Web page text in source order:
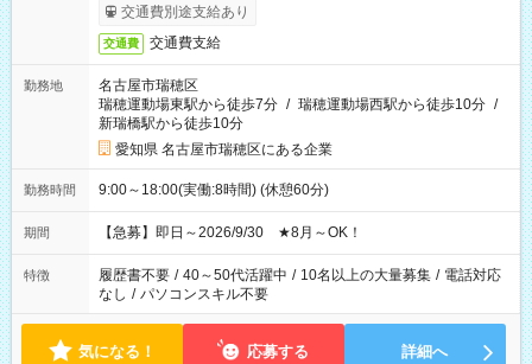
交通費別途支給あり
交通費 交通費支給
勤務地
名古屋市瑞穂区
瑞穂運動場東駅から徒歩7分 / 瑞穂運動場西駅から徒歩10分 /
新瑞橋駅から徒歩10分
愛知県 名古屋市瑞穂区にある企業
勤務時間 9:00～18:00(実働:8時間) (休憩60分)
期間 【急募】即日～2026/9/30 ★8月～OK！
特徴 履歴書不要 / 40～50代活躍中 / 10名以上の大量募集 / 電話対応
なし / パソコンスキル不要
気になる！ 応募する 詳細へ